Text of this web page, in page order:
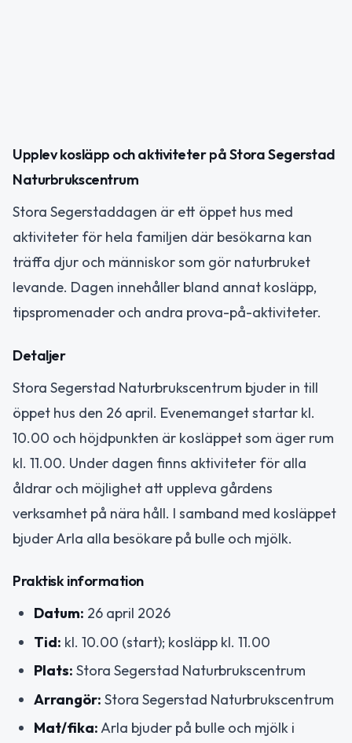
Upplev kosläpp och aktiviteter på Stora Segerstad
Naturbrukscentrum
Stora Segerstaddagen är ett öppet hus med
aktiviteter för hela familjen där besökarna kan
träffa djur och människor som gör naturbruket
levande. Dagen innehåller bland annat kosläpp,
tipspromenader och andra prova-på-aktiviteter.
Detaljer
Stora Segerstad Naturbrukscentrum bjuder in till
öppet hus den 26 april. Evenemanget startar kl.
10.00 och höjdpunkten är kosläppet som äger rum
kl. 11.00. Under dagen finns aktiviteter för alla
åldrar och möjlighet att uppleva gårdens
verksamhet på nära håll. I samband med kosläppet
bjuder Arla alla besökare på bulle och mjölk.
Praktisk information
Datum: 26 april 2026
Tid: kl. 10.00 (start); kosläpp kl. 11.00
Plats: Stora Segerstad Naturbrukscentrum
Arrangör: Stora Segerstad Naturbrukscentrum
Mat/fika:Arla bjuder på bulle och mjölk i